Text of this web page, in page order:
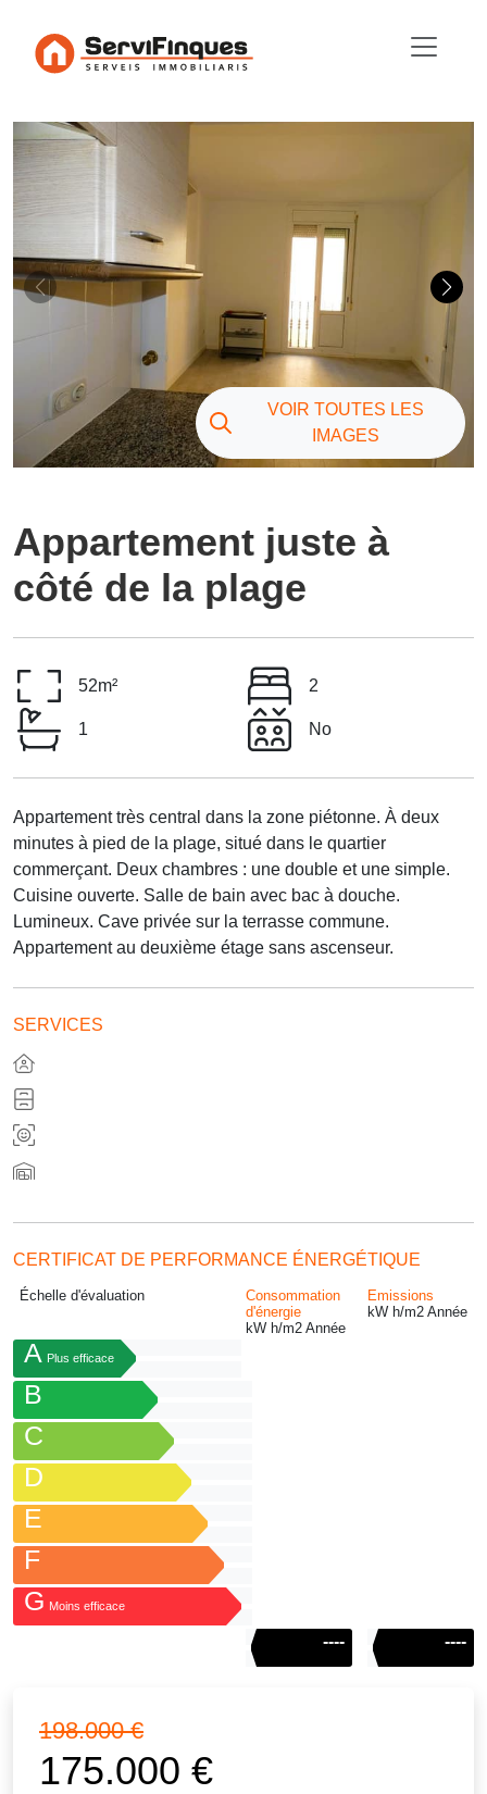
VOIR TOUTES LES
IMAGES
Appartement juste à
côté de la plage
52m² 2
1 No
Appartement très central dans la zone piétonne. À deux
minutes à pied de la plage, situé dans le quartier
commerçant. Deux chambres : une double et une simple.
Cuisine ouverte. Salle de bain avec bac à douche.
Lumineux. Cave privée sur la terrasse commune.
Appartement au deuxième étage sans ascenseur.
SERVICES
CERTIFICAT DE PERFORMANCE ÉNERGÉTIQUE
Échelle d'évaluation
A Plus efficace
B
C
D
E
F
G Moins efficace
Consommation
d'énergie
kW h/m2 Année
----
Emissions
kW h/m2 Année
----
198.000€
175.000 €